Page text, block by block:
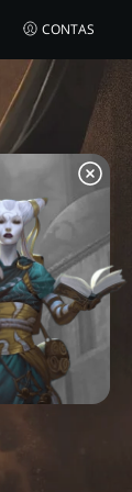
CONTAS